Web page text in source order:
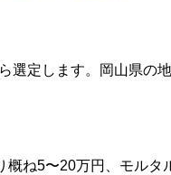
定します。岡山県の
ね5〜20万円、モルタ